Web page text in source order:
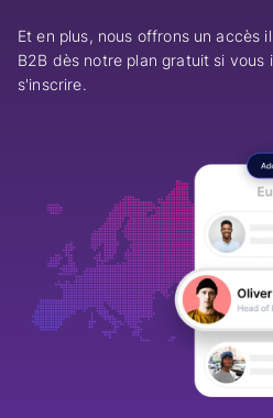
Et en plus, nous offrons un accès
B2B dès notre plan gratuit si vous
s'inscrire.